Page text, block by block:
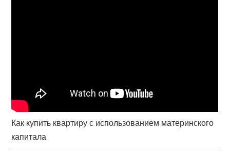
Как купить квартиру с использованием материнского
капитала